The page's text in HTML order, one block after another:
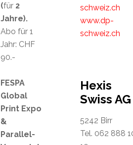
schweiz.ch
www.dp-
schweiz.ch
Hexis
Swiss AG
5242 Birr
Tel. 062 888
(für 2
Jahre).
Abo für 1
Jahr: CHF
90.-
FESPA
Global
Print Expo
&
Parallel-